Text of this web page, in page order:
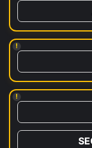
!
!